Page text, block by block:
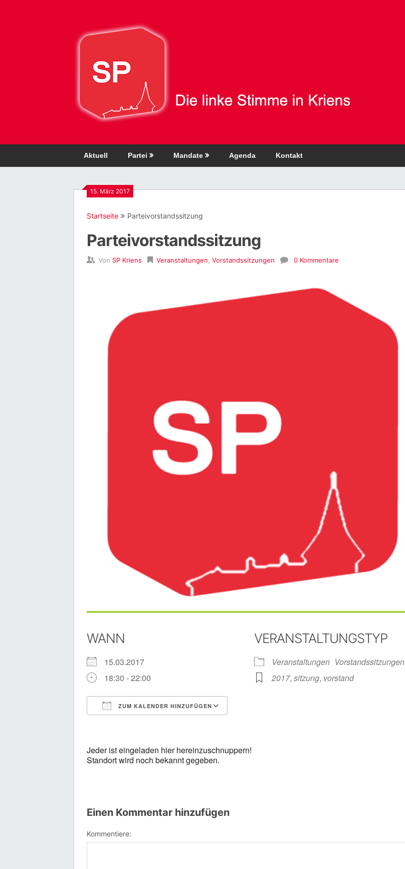
Aktuell Partei Mandate Agenda Kontakt
15. März 2017
Startseite Parteivorstandssitzung
Parteivorstandssitzung
Von SP Kriens Veranstaltungen Vorstandssitzungen 0 Kommentare
WANN
15.03.2017
18:30 - 22:00
ZUM KALENDER HINZUFÜGEN
VERANSTALTUNGSTYP
Veranstaltungen Vorstandssitzungen
2017, sitzung, vorstand
Jeder ist eingeladen hier hereinzuschnuppern!
Standort wird noch bekannt gegeben.
Einen Kommentar hinzufügen
Kommentiere: